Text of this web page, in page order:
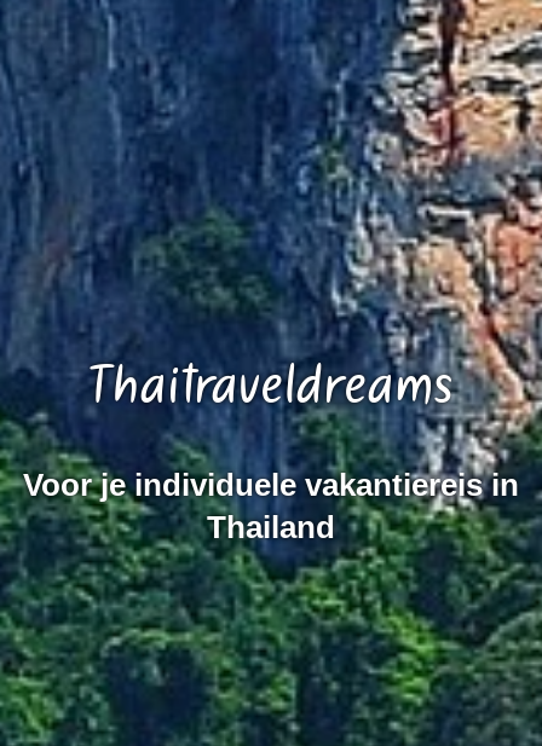
Thaitraveldreams
Voor je individuele vakantiereis in
Thailand